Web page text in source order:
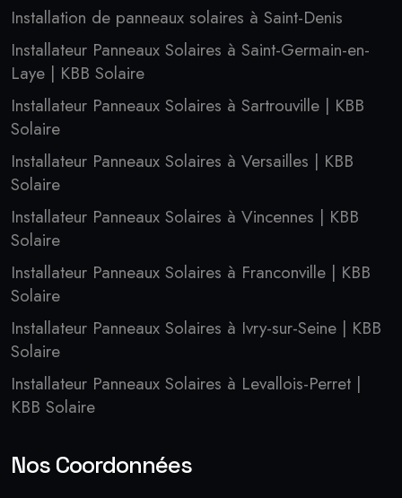
Installation de panneaux solaires à Saint-Denis
Installateur Panneaux Solaires à Saint-Germain-en-
Laye | KBB Solaire
Installateur Panneaux Solaires à Sartrouville | KBB
Solaire
Installateur Panneaux Solaires à Versailles | KBB
Solaire
Installateur Panneaux Solaires à Vincennes | KBB
Solaire
Installateur Panneaux Solaires à Franconville | KBB
Solaire
Installateur Panneaux Solaires à Ivry-sur-Seine | KBB
Solaire
Installateur Panneaux Solaires à Levallois-Perret |
KBB Solaire
Nos Coordonnées